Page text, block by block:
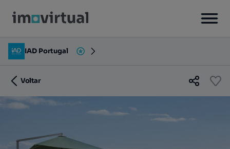
IAD Portugal
Voltar